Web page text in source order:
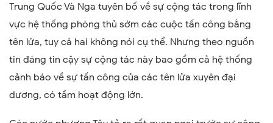
Trung Quốc Và Nga tuyên bố về sự cộng tác trong lĩnh
vực hệ thống phòng thủ sớm các cuộc tấn công bằng
tên lửa, tuy cả hai không nói cụ thể. Nhưng theo nguồn
tin đáng tin cậy sự cộng tác này bao gồm cả hệ thống
cảnh báo về sự tấn công của các tên lửa xuyên đại
dương, có tầm hoạt động lớn.